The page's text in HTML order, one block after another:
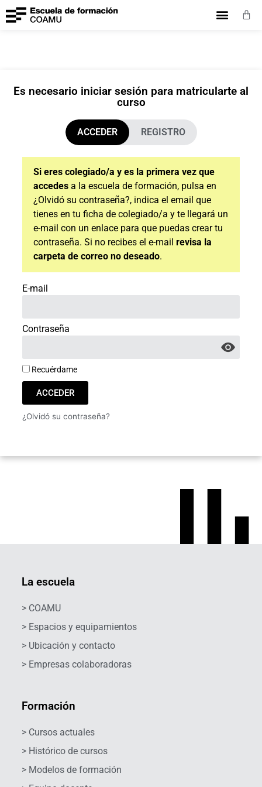
Es necesario iniciar sesión para matricularte al
curso
ACCEDER REGISTRO
Si eres colegiado/a y es la primera vez que
accedesa la escuela de formación, pulsa en
¿Olvidó su contraseña?, indica el email que
tienes en tu ficha de colegiado/a y te llegará un
e-mail con un enlace para que puedas crear tu
contraseña. Si no recibes el e-mail revisa la
carpeta de correo no deseado.
E-mail
Contraseña
Recuérdame
ACCEDER
¿Olvidó su contraseña?
La escuela
> COAMU
> Espacios y equipamientos
> Ubicación y contacto
> Empresas colaboradoras
Formación
> Cursos actuales
> Histórico de cursos
> Modelos de formación